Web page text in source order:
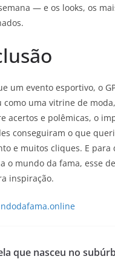
— e os looks, os
um evento esportivo, o
como uma vitrine de
acertos e polêmicas, o
conseguiram o que
e muitos cliques. E para
o mundo da fama, esse
inspiração.
que nasceu no